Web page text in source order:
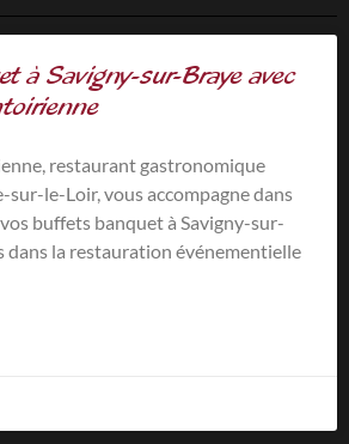
à Savigny-sur-Braye avec
restaurant gastronomique
le-Loir, vous accompagne dans
buffets banquet à Savigny-sur-
dans la restauration événementielle